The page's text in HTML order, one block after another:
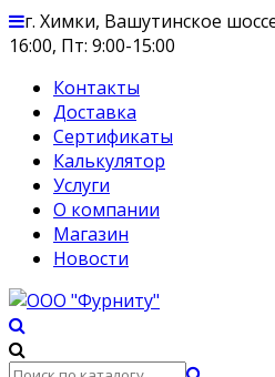
г. Химки, Вашутинское
16:00, Пт: 9:00-15:00
Контакты
Доставка
Сертификаты
Калькулятор
Услуги
О компании
Магазин
Новости